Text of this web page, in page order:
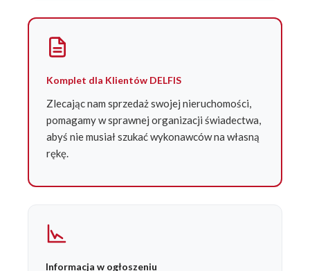
Komplet dla Klientów DELFIS
Zlecając nam sprzedaż swojej nieruchomości,
pomagamy w sprawnej organizacji świadectwa,
abyś nie musiał szukać wykonawców na własną
rękę.
Informacja w ogłoszeniu